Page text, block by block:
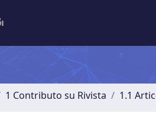
1 Contributo su Rivista 1.1